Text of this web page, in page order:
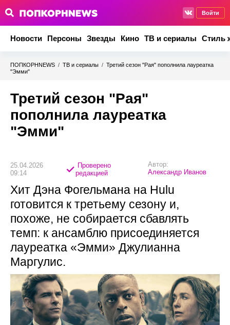
Войти
Новости Персоны Звезды Кино ТВ и сериалы Стиль
ПОПКОРНNEWS / ТВ и сериалы / Третий сезон "Рая" пополнила лауреатка
"Эмми"
Третий сезон "Рая"
пополнила лауреатка
"Эмми"
25.04.2026
09:14
Проверено
редакцией
Автор:
Александр Иванов
Хит Дэна Фогельмана на Hulu
готовится к третьему сезону и,
похоже, не собирается сбавлять
темп: к ансамблю присоединяется
лауреатка «Эмми» Джулианна
Маргулис.